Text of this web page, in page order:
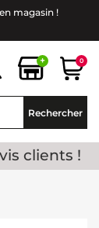
magasin !
+ 0
Rechercher
clients !